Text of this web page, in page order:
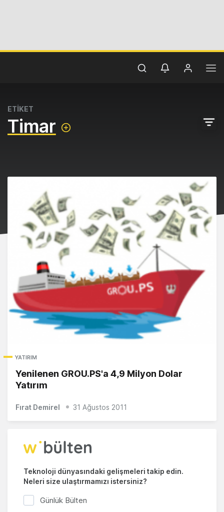
ETİKET
Timar
YATIRIM
Yenilenen GROU.PS'a 4,9 Milyon Dolar
Yatırım
Fırat Demirel 31 Ağustos 2011
Teknoloji dünyasındaki gelişmeleri takip edin.
Neleri size ulaştırmamızı istersiniz?
Günlük Bülten